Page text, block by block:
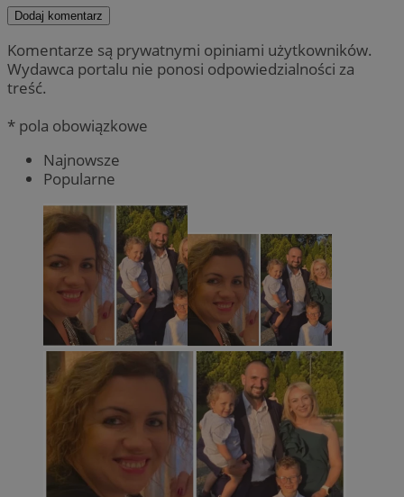
Dodaj komentarz
Komentarze są prywatnymi opiniami użytkowników.
Wydawca portalu nie ponosi odpowiedzialności za
treść.
* pola obowiązkowe
Najnowsze
Popularne